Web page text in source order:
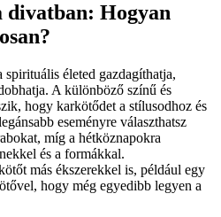
divatban: Hogyan
spirituális életed gazdagíthatja,
A különböző színű és
hogy karkötődet a stílusodhoz és
eseményre választhatsz
míg a hétköznapokra
és a formákkal.
más ékszerekkel is, például egy
hogy még egyedibb legyen a